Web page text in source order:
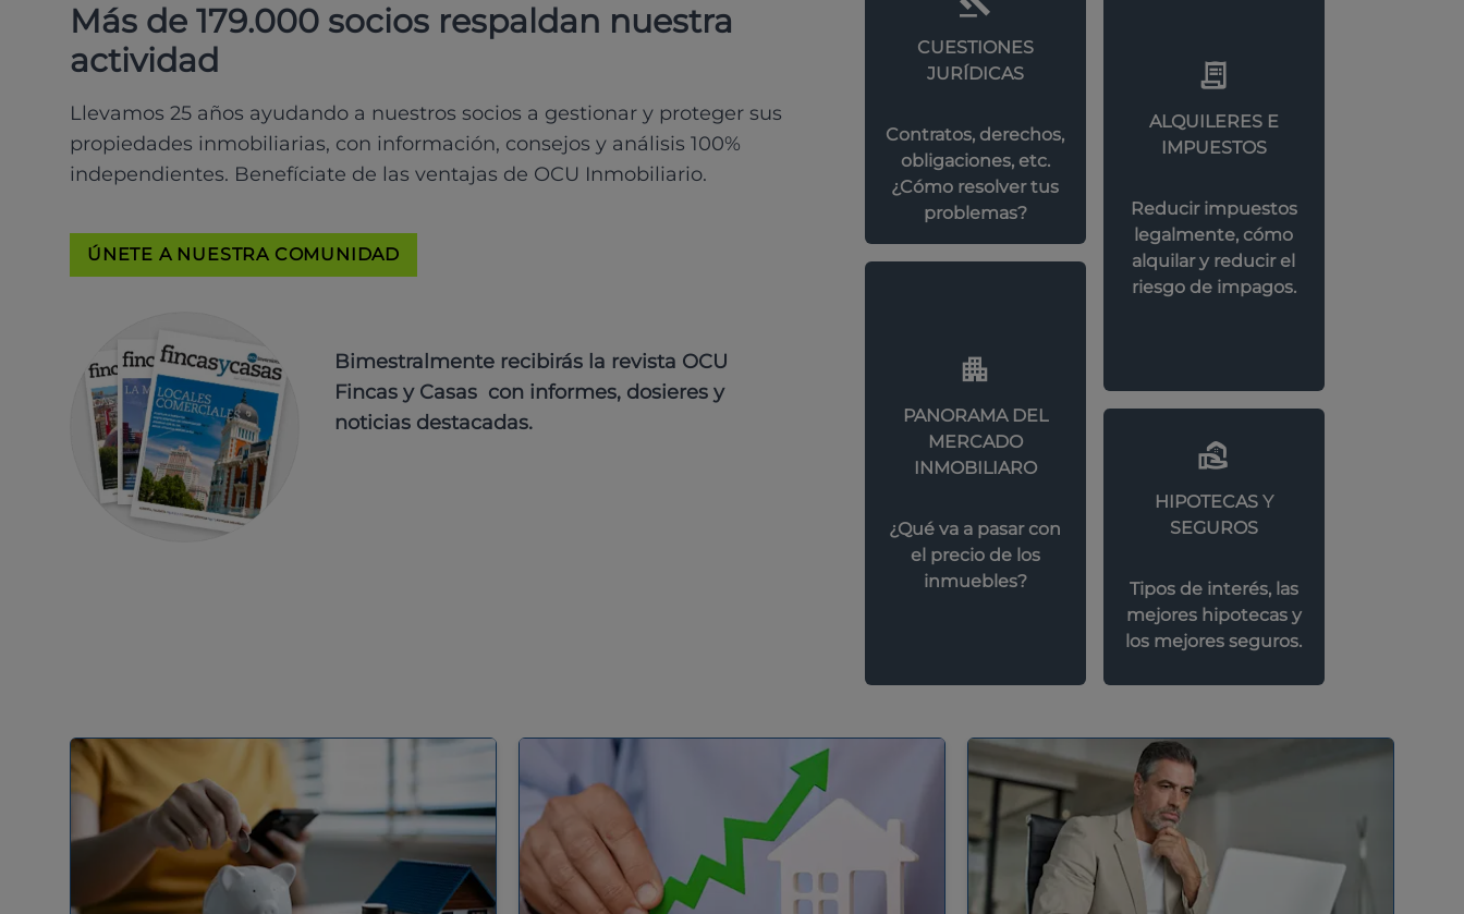
Más de 179.000 socios respaldan nuestra
actividad
Llevamos 25 años ayudando a nuestros socios a gestionar y proteger sus
propiedades inmobiliarias, con información, consejos y análisis 100%
independientes. Benefíciate de las ventajas de OCU Inmobiliario.
ÚNETE A NUESTRA COMUNIDAD
Bimestralmente recibirás la revista OCU
Fincas y Casas con informes, dosieres y
noticias destacadas.
CUESTIONES
JURÍDICAS
Contratos, derechos,
obligaciones, etc.
¿Cómo resolver tus
problemas?
ALQUILERES E
IMPUESTOS
Reducir impuestos
legalmente, cómo
alquilar y reducir el
riesgo de impagos.
PANORAMA DEL
MERCADO
INMOBILIARO
¿Qué va a pasar con
el precio de los
inmuebles?
HIPOTECAS Y
SEGUROS
Tipos de interés, las
mejores hipotecas y
los mejores seguros.